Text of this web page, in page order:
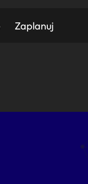
Zaplanuj